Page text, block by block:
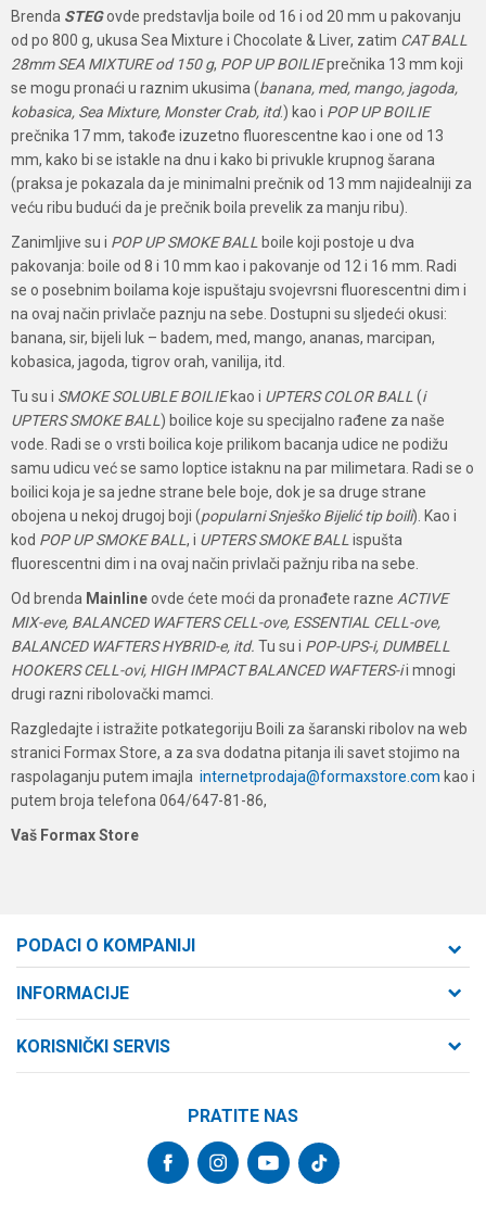
Brenda STEGovde predstavlja boile od 16 i od 20 mm u pakovanju
od po 800 g, ukusa Sea Mixture i Chocolate & Liver, zatim CAT BALL
28mm SEA MIXTURE od 150 g, POP UP BOILIEprečnika 13 mm koji
se mogu pronaći u raznim ukusima (banana, med, mango, jagoda,
kobasica, Sea Mixture, Monster Crab, itd.) kao i POP UP BOILIE
prečnika 17 mm, takođe izuzetno fluorescentne kao i one od 13
mm, kako bi se istakle na dnu i kako bi privukle krupnog šarana
(praksa je pokazala da je minimalni prečnik od 13 mm najidealniji za
veću ribu budući da je prečnik boila prevelik za manju ribu).
Zanimljive su i POP UP SMOKE BALL boile koji postoje u dva
pakovanja: boile od 8 i 10 mm kao i pakovanje od 12 i 16 mm. Radi
se o posebnim boilama koje ispuštaju svojevrsni fluorescentni dim i
na ovaj način privlače paznju na sebe. Dostupni su sljedeći okusi:
banana, sir, bijeli luk – badem, med, mango, ananas, marcipan,
kobasica, jagoda, tigrov orah, vanilija, itd.
Tu su i SMOKE SOLUBLE BOILIEkao i UPTERS COLOR BALL (i
UPTERS SMOKE BALL ) boilice koje su specijalno rađene za naše
vode. Radi se o vrsti boilica koje prilikom bacanja udice ne podižu
samu udicu već se samo loptice istaknu na par milimetara. Radi se o
boilici koja je sa jedne strane bele boje, dok je sa druge strane
obojena u nekoj drugoj boji (popularni Snješko Bijelić tip boili). Kao i
kod POP UP SMOKE BALL, i UPTERS SMOKE BALL ispušta
fluorescentni dim i na ovaj način privlači pažnju riba na sebe.
Od brenda Mainlineovde ćete moći da pronađete razne ACTIVE
MIX-eve, BALANCED WAFTERS CELL-ove, ESSENTIAL CELL-ove,
BALANCED WAFTERS HYBRID-e, itd. Tu su i POP-UPS-i, DUMBELL
HOOKERS CELL-ovi, HIGH IMPACT BALANCED WAFTERS-ii mnogi
drugi razni ribolovački mamci.
Razgledajte i istražite potkategoriju Boili za šaranski ribolov na web
stranici Formax Store, a za sva dodatna pitanja ili savet stojimo na
raspolaganju putem imajla internetprodaja@formaxstore.com kao i
putem broja telefona 064/647-81-86,
Vaš Formax Store
PODACI O KOMPANIJI
Cara Dušana 47
internetprodaja@formaxstore.com
INFORMACIJE
KORISNIČKI SERVIS
PRATITE NAS